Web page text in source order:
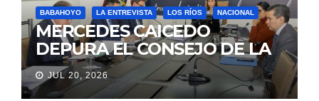
BABAHOYO LA ENTREVISTA LOS RÍOS NACIONAL
MERCEDES CAICEDO
DEPURA EL CONSEJO DE LA
JUDICATURA
JUL 20, 2026